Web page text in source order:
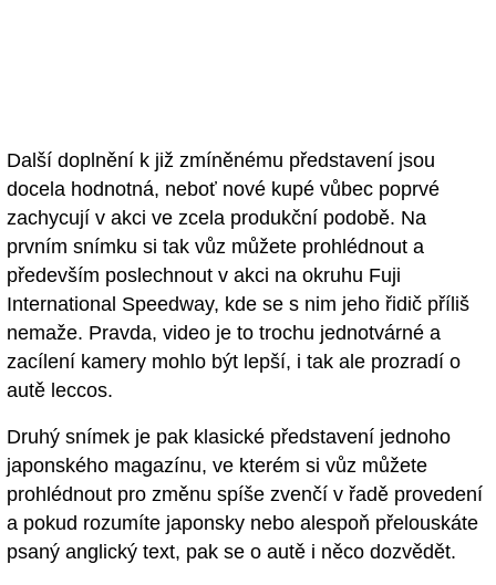
Další doplnění k již zmíněnému představení jsou
docela hodnotná, neboť nové kupé vůbec poprvé
zachycují v akci ve zcela produkční podobě. Na
prvním snímku si tak vůz můžete prohlédnout a
především poslechnout v akci na okruhu Fuji
International Speedway, kde se s nim jeho řidič příliš
nemaže. Pravda, video je to trochu jednotvárné a
zacílení kamery mohlo být lepší, i tak ale prozradí o
autě leccos.
Druhý snímek je pak klasické představení jednoho
japonského magazínu, ve kterém si vůz můžete
prohlédnout pro změnu spíše zvenčí v řadě provedení
a pokud rozumíte japonsky nebo alespoň přelouskáte
psaný anglický text, pak se o autě i něco dozvědět.